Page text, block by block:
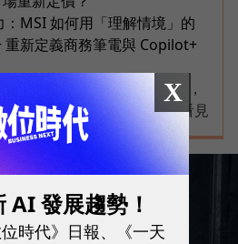
MSI 如何用「理解情境」的
新定義商務筆電與 Copilot+
！創新才是持續成長的動能，
敗的經典➤讓每一步改變被看見
X
AI 發展趨勢！
時代》日報、《一天